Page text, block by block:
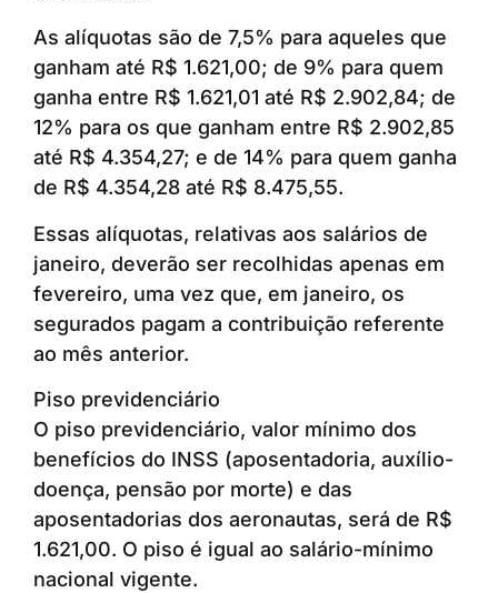
As alíquotas são de 7,5% para aqueles que
ganham até R$ 1.621,00; de 9% para quem
ganha entre R$ 1.621,01 até R$ 2.902,84; de
12% para os que ganham entre R$ 2.902,85
até R$ 4.354,27; e de 14% para quem ganha
de R$ 4.354,28 até R$ 8.475,55.
Essas alíquotas, relativas aos salários de
janeiro, deverão ser recolhidas apenas em
fevereiro, uma vez que, em janeiro, os
segurados pagam a contribuição referente
ao mês anterior.
Piso previdenciário
O piso previdenciário, valor mínimo dos
benefícios do INSS (aposentadoria, auxílio-
doença, pensão por morte) e das
aposentadorias dos aeronautas, será de R$
1.621,00. O piso é igual ao salário-mínimo
nacional vigente.